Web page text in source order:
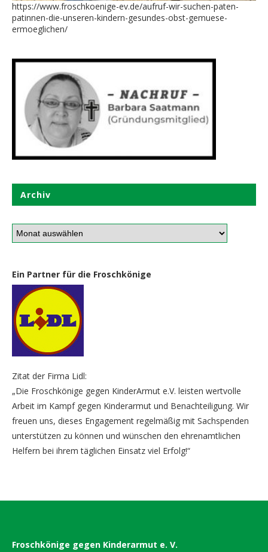
https://www.froschkoenige-ev.de/aufruf-wir-suchen-paten-
patinnen-die-unseren-kindern-gesundes-obst-gemuese-
ermoeglichen/
Archiv
Ein Partner für die Froschkönige
Zitat der Firma Lidl:
„Die Froschkönige gegen KinderArmut e.V. leisten wertvolle
Arbeit im Kampf gegen Kinderarmut und Benachteiligung. Wir
freuen uns, dieses Engagement regelmäßig mit Sachspenden
unterstützen zu können und wünschen den ehrenamtlichen
Helfern bei ihrem täglichen Einsatz viel Erfolg!“
Froschkönige gegen Kinderarmut e. V.